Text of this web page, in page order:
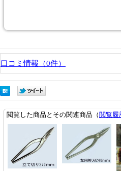
口コミ情報（0件）